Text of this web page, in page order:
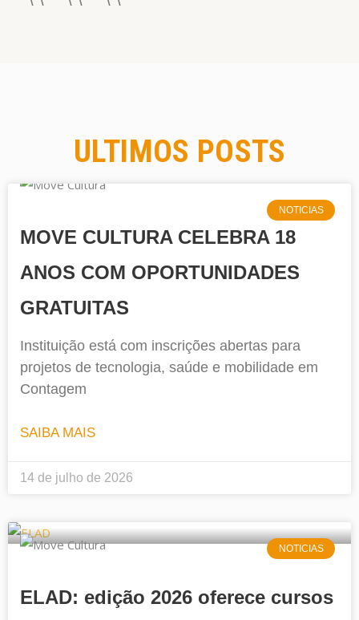
ULTIMOS POSTS
NOTICIAS
MOVE CULTURA CELEBRA 18
ANOS COM OPORTUNIDADES
GRATUITAS
Instituição está com inscrições abertas para
projetos de tecnologia, saúde e mobilidade em
Contagem
SAIBA MAIS
14 de julho de 2026
NOTICIAS
ELAD: edição 2026 oferece cursos